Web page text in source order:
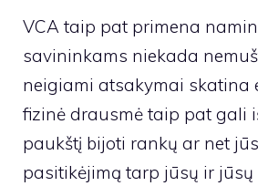
VCA taip pat primena
savininkams niekada
neigiami atsakymai skatina
fizinė drausmė taip pat gali
paukštį bijoti rankų ar net
pasitikėjimą tarp jūsų ir jūsų